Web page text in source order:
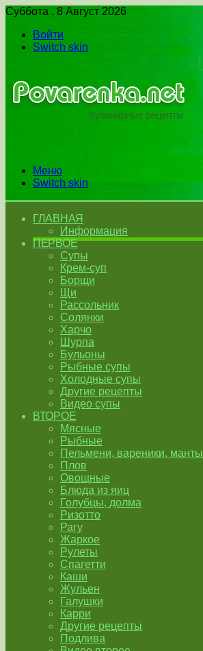
Суббота , 8 Август 2026
Войти
Switch skin
Меню
Switch skin
ГЛАВНАЯ
Информация
ПЕРВОЕ
Супы
Крем-суп
Борщи
Щи
Рассольник
Солянки
Харчо
Шурпа
Бульоны
Рыбные супы
Холодные супы
Другие рецепты
Видео супы
ВТОРОЕ
Мясные
Рыбные
Пельмени, вареники, манты
Плов
Овощные
Блюда из яиц
Голубцы, долма
Ризотто
Рагу
Жаркое
Рулеты
Спагетти
Каши
Жульен
Галушки
Карри
Другие рецепты
Подлива